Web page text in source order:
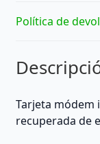
Política de
Tarjeta módem
recuperada de